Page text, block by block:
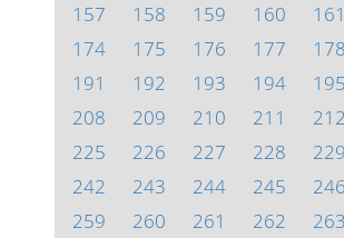
157
158 159 160 161
174
175 176 177 178
191
192 193 194 195
208
209 210 211 212
225
226 227 228 229
242
243 244 245 246
259
260 261 262 263